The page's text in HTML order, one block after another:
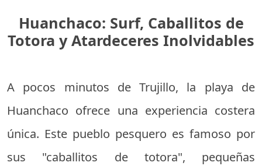
Huanchaco: Surf, Caballitos de
Totora y Atardeceres Inolvidables
A pocos minutos de Trujillo, la playa de
Huanchaco ofrece una experiencia costera
única. Este pueblo pesquero es famoso por
sus "caballitos de totora", pequeñas